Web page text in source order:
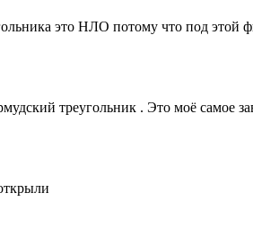
это НЛО потому что под этой
треугольник . Это моё самое